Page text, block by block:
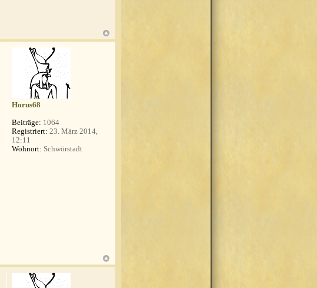
Horus68
Beiträge: 1064
Registriert: 23. März 2014,
12:11
Wohnort: Schwörstadt